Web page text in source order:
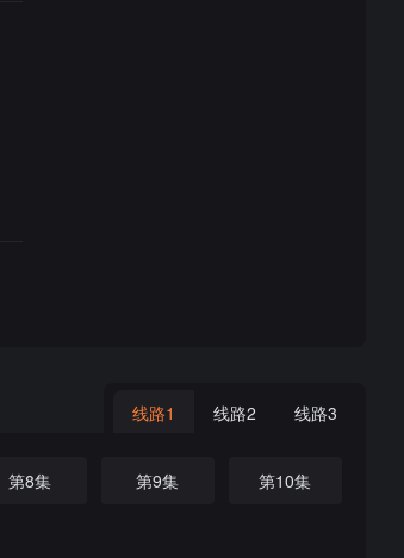
线路1 线路2 线路3
第8集 第9集 第10集